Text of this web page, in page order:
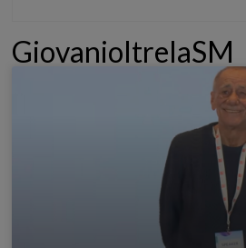
GiovanioltrelaSM